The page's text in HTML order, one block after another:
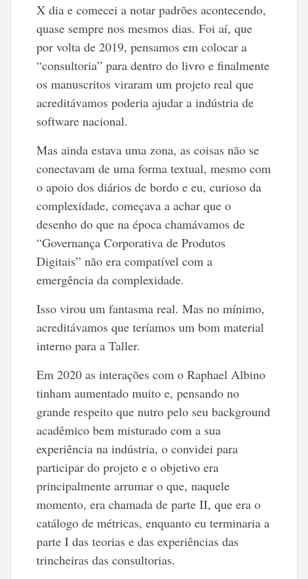
X dia e comecei a notar padrões acontecendo,
quase sempre nos mesmos dias. Foi aí, que
por volta de 2019, pensamos em colocar a
“consultoria” para dentro do livro e finalmente
os manuscritos viraram um projeto real que
acreditávamos poderia ajudar a indústria de
software nacional.
Mas ainda estava uma zona, as coisas não se
conectavam de uma forma textual, mesmo com
o apoio dos diários de bordo e eu, curioso da
complexidade, começava a achar que o
desenho do que na época chamávamos de
“Governança Corporativa de Produtos
Digitais” não era compatível com a
emergência da complexidade.
Isso virou um fantasma real. Mas no mínimo,
acreditávamos que teríamos um bom material
interno para a Taller.
Em 2020 as interações com o Raphael Albino
tinham aumentado muito e, pensando no
grande respeito que nutro pelo seu background
acadêmico bem misturado com a sua
experiência na indústria, o convidei para
participar do projeto e o objetivo era
principalmente arrumar o que, naquele
momento, era chamada de parte II, que era o
catálogo de métricas, enquanto eu terminaria a
parte I das teorias e das experiências das
trincheiras das consultorias.